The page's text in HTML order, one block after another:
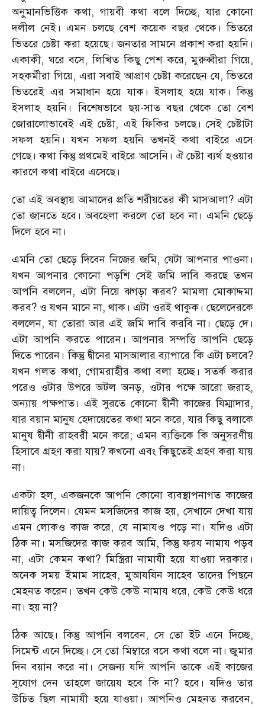
অনুমানভিত্তিক কথা, গায়বী কথা বলে দিচ্ছে, যার কোনো
দলীল নেই। এমন চলছে বেশ কয়েক বছর থেকে। ভিতরে
ভিতরে চেষ্টা করা হয়েছে। জনতার সামনে প্রকাশ করা হয়নি।
একাকী, ঘরে বসে, লিখিত কিছু পেশ করে, মুরুব্বীরা গিয়ে,
সহকর্মীরা গিয়ে, এরা সবাই আপ্রাণ চেষ্টা করেছেন যে, ভিতরে
ভিতরেই এর সমাধান হয়ে যাক। ইসলাহ হয়ে যাক। কিন্তু
ইসলাহ হয়নি। বিশেষভাবে ছয়-সাত বছর থেকে তো বেশ
জোরালোভাবেই এই চেষ্টা, এই ফিকির চলছে। সেই চেষ্টাটা
সফল হয়নি। যখন সফল হয়নি তখনই কথা বাইরে এসে
গেছে। কথা কিন্তু প্রথমেই বাইরে আসেনি। ঐ চেষ্টা ব্যর্থ হওয়ার
কারণে কথা বাইরে এসেছে।
তো এই অবস্থায় আমাদের প্রতি শরীয়তের কী মাসআলা? এটা
তো জানতে হবে। অবহেলা করলে তো হবে না। এমনি ছেড়ে
দিলে হবে না।
এমনি তো ছেড়ে দিবেন নিজের জমি, যেটা আপনার পাওনা।
যখন আপনার কোনো পড়শি সেই জমি দাবি করছে তখন
আপনি বললেন, এটা নিয়ে ঝগড়া করব? মামলা মোকাদ্দমা
করব? ও যখন মানে না, থাক। এটা ওরই থাকুক। ছেলেদেরকে
বললেন, যা তোরা আর এই জমি দাবি করবি না। ছেড়ে দে।
এটা আপনি করতে পারেন। আপনার সম্পত্তি আপনি ছেড়ে
দিতে পারেন। কিন্তু দ্বীনের মাসআলার ব্যাপারে কি এটা চলবে?
যখন গলত কথা, গোমরাহীর কথা বলা হচ্ছে। সতর্ক করার
পরেও ওটার উপরে অটল অনড়, ওটার পক্ষে আরো জরাহ,
অন্যায় পক্ষপাত। এই সুরতে কোনো দ্বীনী কাজের যিম্মাদার,
যার বয়ান মানুষ হেদায়েতের কথা মনে করে, যার কিছু বলাকে
মানুষ দ্বীনী রাহবরী মনে করে; এমন ব্যক্তিকে কি অনুসরণীয়
হিসাবে গ্রহণ করা যায়? কখনো এবং কিছুতেই গ্রহণ করা যায়
না।
একটা হল, একজনকে আপনি কোনো ব্যবস্থাপনাগত কাজের
দায়িত্ব দিলেন। যেমন মসজিদের কাজ হয়, সেখানে দেখা যায়
এমন লোকও কাজ করে, যে নামাযও পড়ে না। যদিও এটা
ঠিক না। মসজিদের কাজ করব আমি, কিন্তু ফরয নামায পড়ব
না, এটা কেমন কথা? মিস্ত্রিরা নামাযী হয়ে যাওয়া দরকার।
অনেক সময় ইমাম সাহেব, মুআযযিন সাহেব তাদের পিছনে
মেহনত করেন। তখন কেউ কেউ নামায ধরে, কেউ কেউ ধরে
না। হয় না?
ঠিক আছে। কিন্তু আপনি বলবেন, সে তো ইট এনে দিচ্ছে,
সিমেন্ট এনে দিচ্ছে। সে তো মিম্বারে বসে কথা বলে না। জুমার
দিন বয়ান করে না। সেজন্য যদি আপনি তাকে এই কাজের
সুযোগ দেন তাহলে জায়েয হবে কি না? হবে। যদিও তার
উচিত ছিল নামাযী হয়ে যাওয়া। আপনিও মেহনত করবেন,